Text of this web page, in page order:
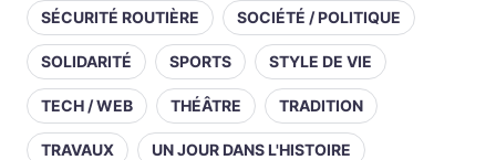
SÉCURITÉ ROUTIÈRE SOCIÉTÉ / POLITIQUE
SOLIDARITÉ SPORTS STYLE DE VIE
TECH / WEB THÉÂTRE TRADITION
TRAVAUX UN JOUR DANS L'HISTOIRE